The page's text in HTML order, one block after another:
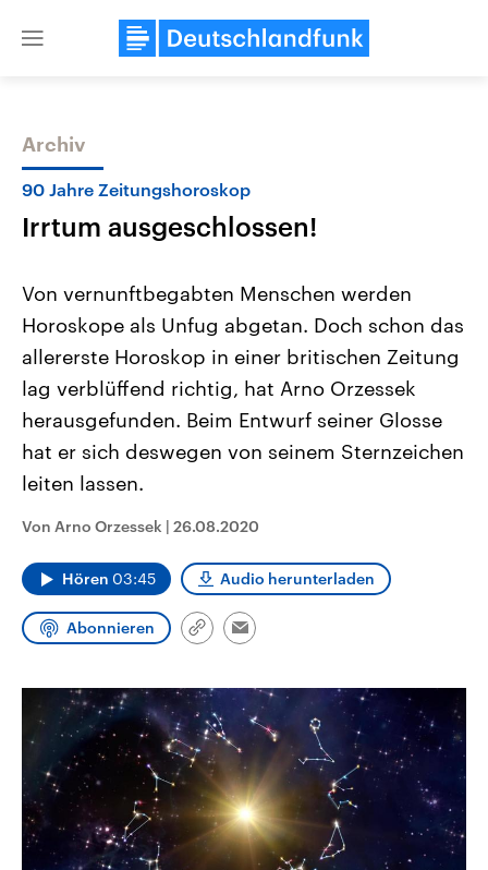
Close
Themen
USA
Aktuelle Beiträge, Analysen und
Hintergründe
Wirtschaftlich und militärisch
gehören die Vereinigten Staaten zu
den mächtigsten Ländern der Erde,
mit großem Einfluss auf das
Nahostkonflikt
Aktuelle Lage und
Der Überfall der
Terrororganisation Hamas
Oktober 2023 auf Israel
Archiv
90 Jahre Zeitungshoroskop
Irrtum ausgeschlossen!
Von vernunftbegabten Menschen werden
Horoskope als Unfug abgetan. Doch schon das
allererste Horoskop in einer britischen Zeitung
lag verblüffend richtig, hat Arno Orzessek
herausgefunden. Beim Entwurf seiner Glosse
hat er sich deswegen von seinem Sternzeichen
leiten lassen.
Von Arno Orzessek | 26.08.2020
Hören 03:45 Audio herunterladen
Abonnieren
Link
Email